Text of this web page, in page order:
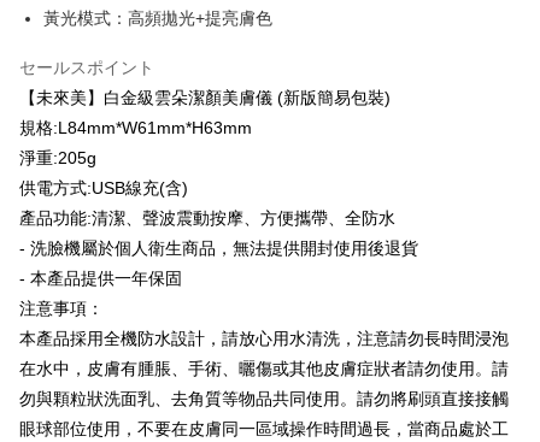
約商品や商品到着日が比較的遅い商品）。そのため、商品到着の有無に関
わらず、AFTEEで指定された期限内にお支払いください。
二、支払い限度額
1.初回 AFTEEを ご利用の際に、認証結果及び当社の審査の結果に基づ
き、限度額が設定されます。
2.決済金額は最低NT$20です。
3.現在、台湾の会員のみご利用いただけます。
ロテクションズ（以下 AFTEE という）が提供し、AFTEEが代金を徴収し
ます。当サービスご利用の際に提供しなければならない個人情報（注文者
の氏名、電話番号、受取人の氏名、電話番号、受取人住所を含むがこれに
限らない）は、AFTEEに渡され当サービスで必要な範囲内で利用されま
す。AFTEEの個人情報の収集、処理、利用について、詳細はAFTEE公式ホ
ームページの『個人情報の収集、処理及び利用に関する声明』をご参照く
ださい（
https://aftee.tw/privacypolicy/ ）。
AFTEEの初回ご利用の際に、審査を通過すれば、最高額がNT$10,000にな
ります。支払い期限を過ぎた場合、その金額に基づいて年利20%の遅延滞
7-11付款取貨
付款後7-11取貨
配送毎にNT$100、NT$600以上で送料無料
配送毎にNT$100、NT$600以上で送料無料
離島配送
配送毎にNT$150、NT$1,500以上で送料無料
黃光模式：高頻拋光+提亮膚色
セールスポイント
【未來美】白金級雲朵潔顏美膚儀 (新版簡易包裝)
規格:L84mm*W61mm*H63mm
淨重:205g
供電方式:USB線充(含)
產品功能:清潔、聲波震動按摩、方便攜帶、全防水
- 洗臉機屬於個人衛生商品，無法提供開封使用後退貨
- 本產品提供一年保固
注意事項：
本產品採用全機防水設計，請放心用水清洗，注意請勿長時間浸泡
在水中，皮膚有腫脹、手術、曬傷或其他皮膚症狀者請勿使用。請
勿與顆粒狀洗面乳、去角質等物品共同使用。請勿將刷頭直接接觸
眼球部位使用，不要在皮膚同一區域操作時間過長，當商品處於工